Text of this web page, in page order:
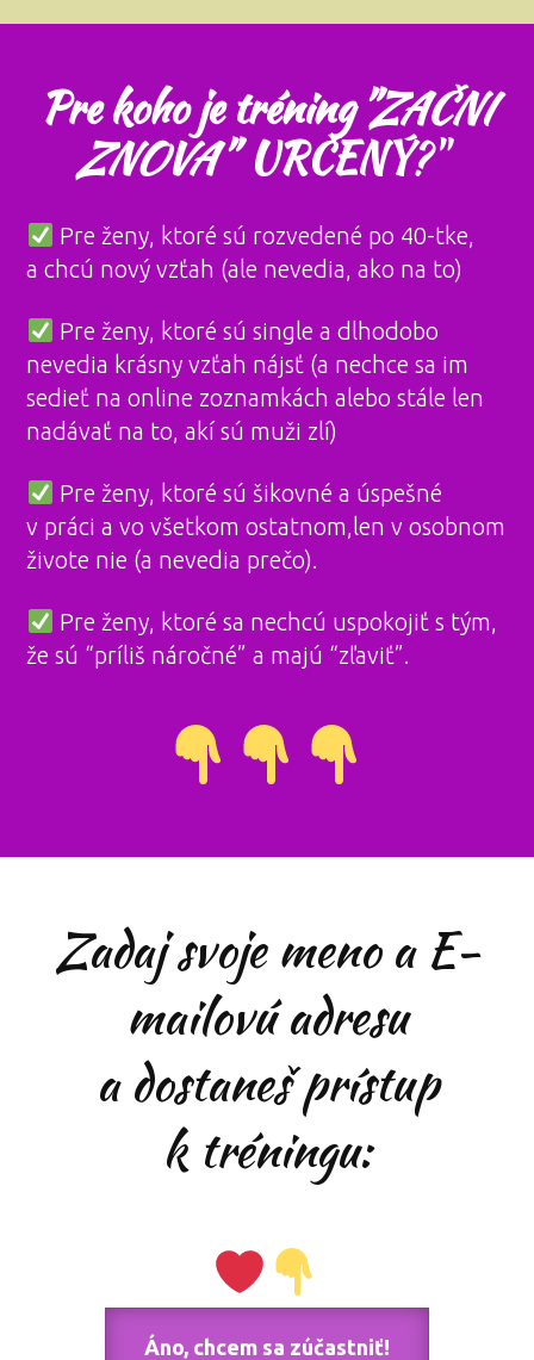
Pre koho je tréning"ZAČNI
ZNOVA"URČENÝ?"
Pre ženy, ktoré sú rozvedené po 40-tke,
a chcú nový vzťah (ale nevedia, ako na to)
Pre ženy, ktoré sú single a dlhodobo
nevedia krásny vzťah nájsť (a nechce sa im
sedieť na online zoznamkách alebo stále len
nadávať na to, akí sú muži zlí)
Pre ženy, ktoré sú šikovné a úspešné
v práci a vo všetkom ostatnom,len v osobnom
živote nie (a nevedia prečo).
Pre ženy, ktoré sa nechcú uspokojiť s tým,
že sú “príliš náročné” a majú “zľaviť”.
Zadaj svoje meno a E-
mailovú adresu
a dostaneš prístup
k tréningu:
Áno, chcem sa zúčastniť!